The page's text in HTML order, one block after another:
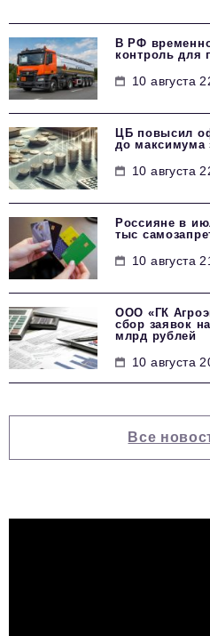
В РФ
контроль для
10 августа
ЦБ повысил
до максимума
10 августа
Россияне в
тыс
10 августа
ООО «ГК
сбор заявок
млрд рублей
10 августа
Все